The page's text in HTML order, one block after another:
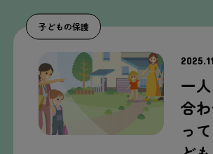
子どもの保護
一
合
っ